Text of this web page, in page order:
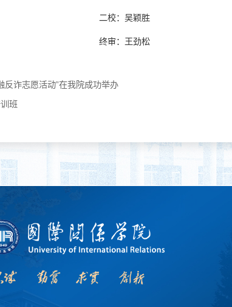
二校：吴颖胜
终审：王劲松
诈志愿活动”在我院成功举办
班